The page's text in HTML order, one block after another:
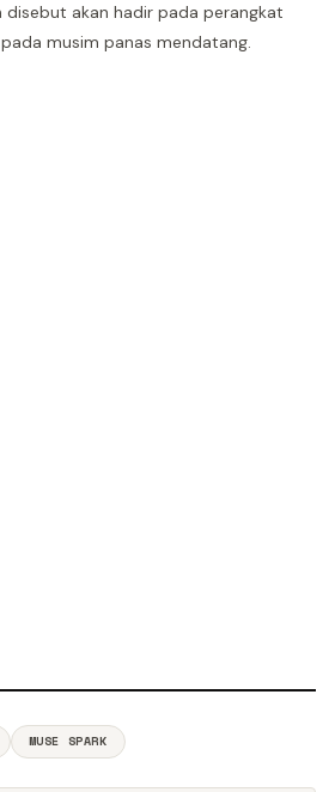
disebut akan hadir pada perangkat
musim panas mendatang.
MUSE SPARK